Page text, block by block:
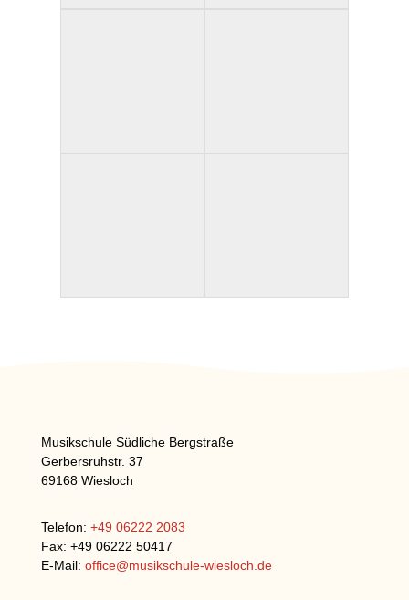
Musikschule Südliche Bergstraße
Gerbersruhstr. 37
69168 Wiesloch
Telefon: +49 06222 2083
Fax: +49 06222 50417
E-Mail: office@musikschule-wiesloch.de